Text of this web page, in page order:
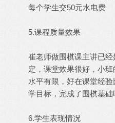
每个学生交50元水电费
5.课程质量效果
崔老师做围棋课主讲已
定，课堂效果很好，小
水平有限，好在课堂经
学目标，完成了围棋基
6.学生表现情况